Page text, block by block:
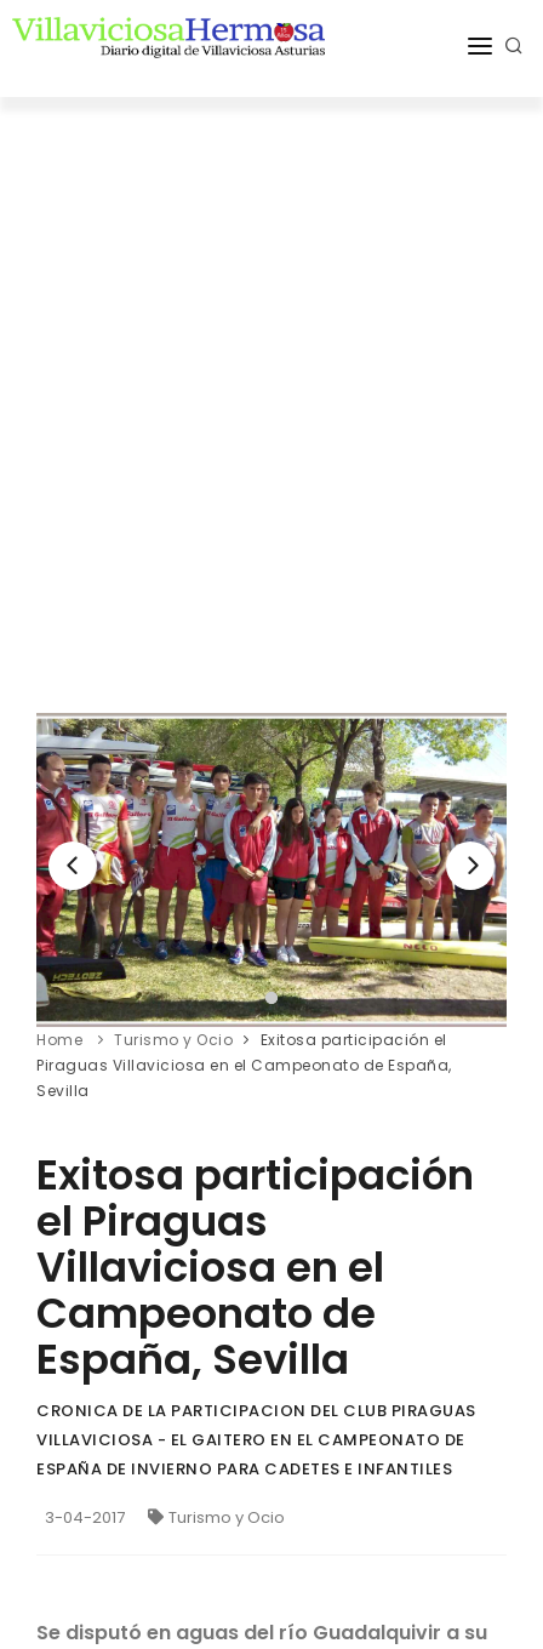
Home Turismo y Ocio
Exitosa participación el
Piraguas Villaviciosa en el Campeonato de España,
Sevilla
Exitosa participación
el Piraguas
Villaviciosa en el
Campeonato de
España, Sevilla
CRONICA DE LA PARTICIPACION DEL CLUB PIRAGUAS
VILLAVICIOSA - EL GAITERO EN EL CAMPEONATO DE
ESPAÑA DE INVIERNO PARA CADETES E INFANTILES
3-04-2017 Turismo y Ocio
Se disputó en aguas del río Guadalquivir a su